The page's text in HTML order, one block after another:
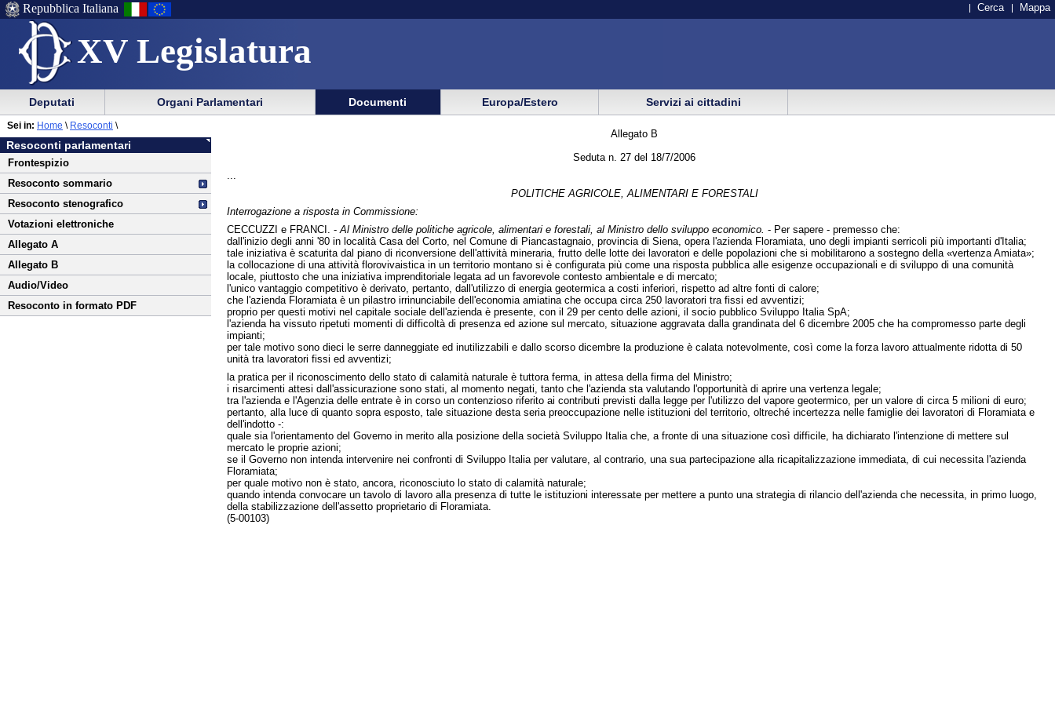
XV Legislatura
Menu
di
ausilio
alla
navigazione
Menu
di
navigazione
principale
Repubblica Italiana Cerca Mappa
Menu
di
navigazione
principale
menu
di
sezione
Deputati Organi Parlamentari Documenti Europa/Estero Servizi ai cittadini
Vai
al
contenuto
Resoconti parlamentari
Frontespizio
Resoconto sommario
Resoconto stenografico
Votazioni elettroniche
Allegato A
Allegato B
Audio/Video
Resoconto in formato PDF
Sei in: Home \ Resoconti \
Allegato B
Seduta n. 27 del 18/7/2006
POLITICHE AGRICOLE, ALIMENTARI E FORESTALI
Interrogazione a risposta in Commissione:
CECCUZZI e FRANCI. - Al Ministro delle politiche agricole, alimentari e forestali, al Ministro dello sviluppo economico. - Per sapere - premesso che:
dall'inizio degli anni '80 in località Casa del Corto, nel Comune di Piancastagnaio, provincia di Siena, opera l'azienda Floramiata, uno degli impianti serricoli più importanti d'Italia;
tale iniziativa è scaturita dal piano di riconversione dell'attività mineraria, frutto delle lotte dei lavoratori e delle popolazioni che si mobilitarono a sostegno della «vertenza Amiata»;
la collocazione di una attività florovivaistica in un territorio montano si è configurata più come una risposta pubblica alle esigenze occupazionali e di sviluppo di una comunità
locale, piuttosto che una iniziativa imprenditoriale legata ad un favorevole contesto ambientale e di mercato;
l'unico vantaggio competitivo è derivato, pertanto, dall'utilizzo di energia geotermica a costi inferiori, rispetto ad altre fonti di calore;
che l'azienda Floramiata è un pilastro irrinunciabile dell'economia amiatina che occupa circa 250 lavoratori tra fissi ed avventizi;
proprio per questi motivi nel capitale sociale dell'azienda è presente, con il 29 per cento delle azioni, il socio pubblico Sviluppo Italia SpA;
l'azienda ha vissuto ripetuti momenti di difficoltà di presenza ed azione sul mercato, situazione aggravata dalla grandinata del 6 dicembre 2005 che ha compromesso parte degli
impianti;
per tale motivo sono dieci le serre danneggiate ed inutilizzabili e dallo scorso dicembre la produzione è calata notevolmente, così come la forza lavoro attualmente ridotta di 50
unità tra lavoratori fissi ed avventizi;
la pratica per il riconoscimento dello stato di calamità naturale è tuttora ferma, in attesa della firma del Ministro;
i risarcimenti attesi dall'assicurazione sono stati, al momento negati, tanto che l'azienda sta valutando l'opportunità di aprire una vertenza legale;
tra l'azienda e l'Agenzia delle entrate è in corso un contenzioso riferito ai contributi previsti dalla legge per l'utilizzo del vapore geotermico, per un valore di circa 5 milioni di euro;
pertanto, alla luce di quanto sopra esposto, tale situazione desta seria preoccupazione nelle istituzioni del territorio, oltreché incertezza nelle famiglie dei lavoratori di Floramiata e
dell'indotto -:
quale sia l'orientamento del Governo in merito alla posizione della società Sviluppo Italia che, a fronte di una situazione così difficile, ha dichiarato l'intenzione di mettere sul
mercato le proprie azioni;
se il Governo non intenda intervenire nei confronti di Sviluppo Italia per valutare, al contrario, una sua partecipazione alla ricapitalizzazione immediata, di cui necessita l'azienda
Floramiata;
per quale motivo non è stato, ancora, riconosciuto lo stato di calamità naturale;
quando intenda convocare un tavolo di lavoro alla presenza di tutte le istituzioni interessate per mettere a punto una strategia di rilancio dell'azienda che necessita, in primo luogo,
della stabilizzazione dell'assetto proprietario di Floramiata.
(5-00103)